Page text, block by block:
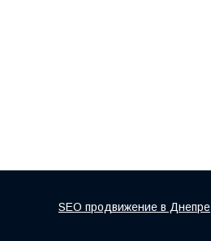
SEO продвижение в Днепре